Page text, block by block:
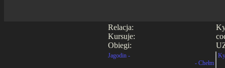
Relacja:
Kursuje:
Obiegi:
Jagodin -
- Chełm